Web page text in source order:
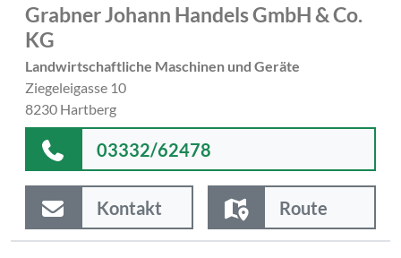
Grabner Johann Handels GmbH & Co.
KG
Landwirtschaftliche Maschinen und Geräte
Ziegeleigasse 10
8230 Hartberg
03332/62478
Kontakt Route